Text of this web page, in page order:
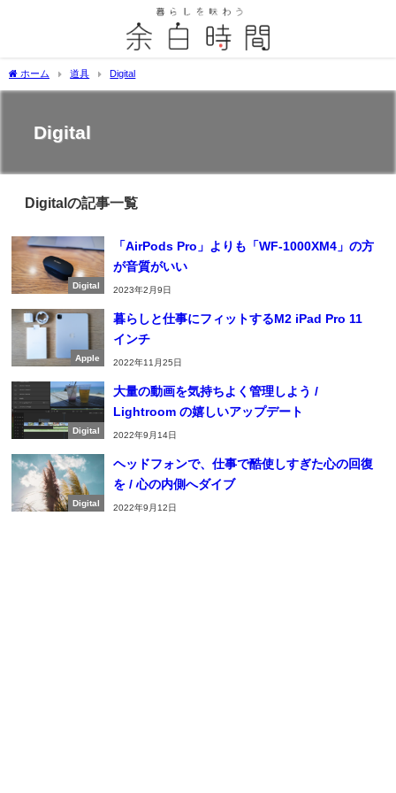
ホーム 道具 Digital
Digital
Digitalの記事一覧
Digital
「AirPods Pro」よりも「WF-1000XM4」の方
が音質がいい
2023年2月9日
Apple
暮らしと仕事にフィットするM2 iPad Pro 11
インチ
2022年11月25日
Digital
大量の動画を気持ちよく管理しよう /
Lightroom の嬉しいアップデート
2022年9月14日
Digital
ヘッドフォンで、仕事で酷使しすぎた心の回復
を / 心の内側へダイブ
2022年9月12日